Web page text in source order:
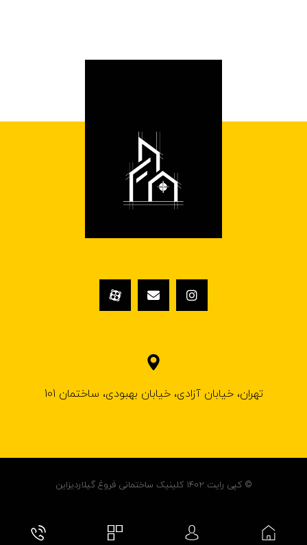
تهران، خیابان آزادی، خیابان بهبودی، ساختمان 101
© کپی رایت ۱۴۰۲ کلینیک ساختمانی فروغ گیلاردیزاین